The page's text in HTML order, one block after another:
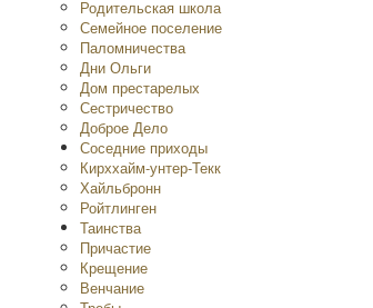
Родительская школа
Семейное поселение
Паломничества
Дни Ольги
Дом престарелых
Сестричество
Доброе Дело
Соседние приходы
Кирххайм-унтер-Текк
Хайльбронн
Ройтлинген
Таинства
Причастие
Крещение
Венчание